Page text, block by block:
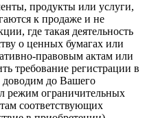
продукты или услуги,
к продаже и не
где такая деятельность
о ценных бумагах или
правовым актам или
требование регистрации в
доводим до Вашего
режим ограничительных
соответствующих